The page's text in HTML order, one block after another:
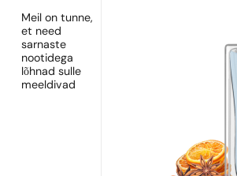
Meil on tunne,
et need
sarnaste
nootidega
lõhnad sulle
meeldivad